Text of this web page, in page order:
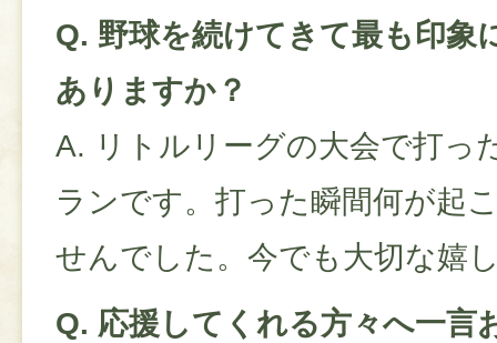
Q. 野球を続けてきて最も印象
ありますか？
A. リトルリーグの大会で打っ
ランです。打った瞬間何が起
せんでした。今でも大切な嬉
Q. 応援してくれる方々へ一言